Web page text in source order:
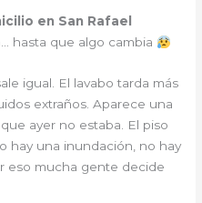
en San Rafael
hasta que algo cambia
igual. El lavabo tarda más
extraños. Aparece una
ayer no estaba. El piso
hay una inundación, no hay
eso mucha gente decide